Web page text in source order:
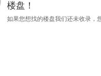
楼盘！
如果您想找的楼盘我们还未收录，